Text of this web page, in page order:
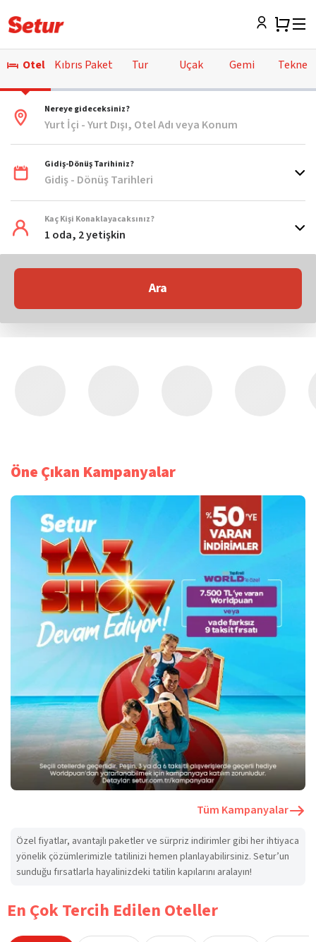
Otel Kıbrıs Paket Tur Uçak Gemi Tekne
Nereye gideceksiniz?
Yurt İçi - Yurt Dışı, Otel Adı veya Konum
Gidiş-Dönüş Tarihiniz?
Gidiş - Dönüş Tarihleri
Kaç Kişi Konaklayacaksınız?
1 oda, 2 yetişkin
Ara
Öne Çıkan Kampanyalar
Tüm Kampanyalar
Özel fiyatlar, avantajlı paketler ve sürpriz indirimler gibi her ihtiyaca
yönelik çözümlerimizle tatilinizi hemen planlayabilirsiniz. Setur’un
sunduğu fırsatlarla hayalinizdeki tatilin kapılarını aralayın!
En Çok Tercih Edilen Oteller